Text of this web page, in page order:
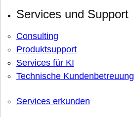
Services und Support
Consulting
Produktsupport
Services für KI
Technische Kundenbetreuung
Services erkunden